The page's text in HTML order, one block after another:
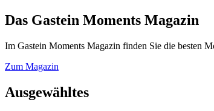
Das Gastein Moments Magazin
Im Gastein Moments Magazin finden Sie die besten
Zum Magazin
Ausgewähltes